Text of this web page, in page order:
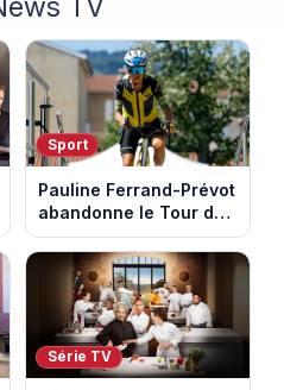
Sport
Pauline Ferrand-Prévot
abandonne le Tour de
France Femmes avant
la 8e étape
Série TV